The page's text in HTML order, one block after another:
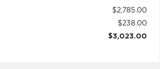
$2,785.00
$238.00
$3,023.00